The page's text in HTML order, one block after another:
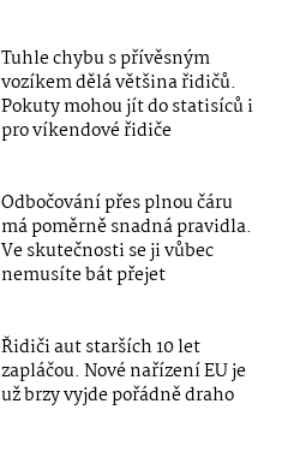
Tuhle chybu s přívěsným
vozíkem dělá většina řidičů.
Pokuty mohou jít do statisíců i
pro víkendové řidiče
Odbočování přes plnou čáru
má poměrně snadná pravidla.
Ve skutečnosti se ji vůbec
nemusíte bát přejet
Řidiči aut starších 10 let
zapláčou. Nové nařízení EU je
už brzy vyjde pořádně draho